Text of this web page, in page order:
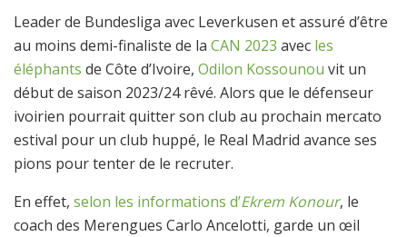
Leader de Bundesliga avec Leverkusen et assuré d’être
au moins demi-finaliste de la CAN 2023 avec les
éléphants de Côte d’Ivoire, Odilon Kossounou vit un
début de saison 2023/24 rêvé. Alors que le défenseur
ivoirien pourrait quitter son club au prochain mercato
estival pour un club huppé, le Real Madrid avance ses
pions pour tenter de le recruter.
En effet, selon les informations d’Ekrem Konour, le
coach des Merengues Carlo Ancelotti, garde un œil